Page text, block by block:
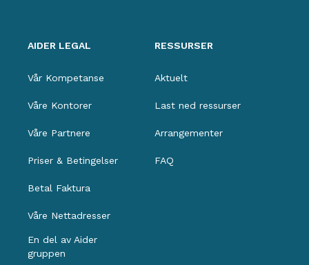
AIDER LEGAL
Vår Kompetanse
Våre Kontorer
Våre Partnere
Priser & Betingelser
Betal Faktura
Våre Nettadresser
En del av Aider
gruppen
RESSURSER
Aktuelt
Last ned ressurser
Arrangementer
FAQ